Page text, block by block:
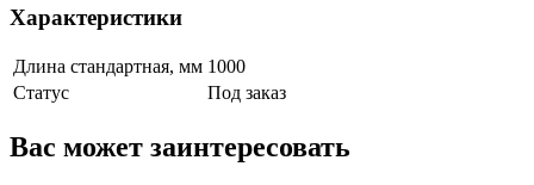
Характеристики
Длина стандартная, мм 1000
Статус
Под заказ
Вас может заинтересовать